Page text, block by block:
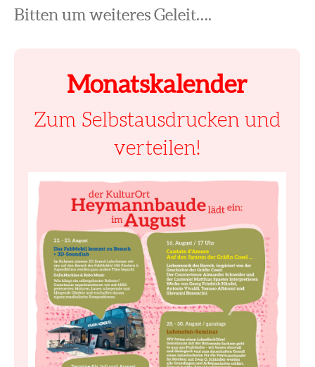
Bitten um weiteres Geleit….
Monatskalender
Zum Selbstausdrucken und
verteilen!